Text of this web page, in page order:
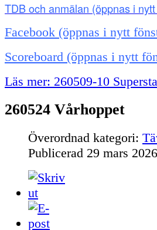
TDB och anmälan (öppnas i
Facebook (öppnas i nytt
Scoreboard (öppnas i nytt
Läs mer: 260509-10
260524 Vårhoppet
Överordnad kategori:
Publicerad 29 mars 2026